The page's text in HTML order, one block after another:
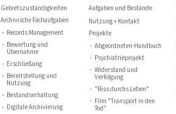
Gebietszuständigkeiten
Archivische Fachaufgaben
Records Management
Bewertung und
Übernahme
Erschließung
Bereitstellung und
Nutzung
Bestandserhaltung
Digitale Archivierung
Aufgaben und Bestände
Nutzung + Kontakt
Projekte
Abgeordneten-Handbuch
Psychiatrieprojekt
Widerstand und
Verfolgung
"Riss durchs Leben"
Film "Transport in den
Tod"